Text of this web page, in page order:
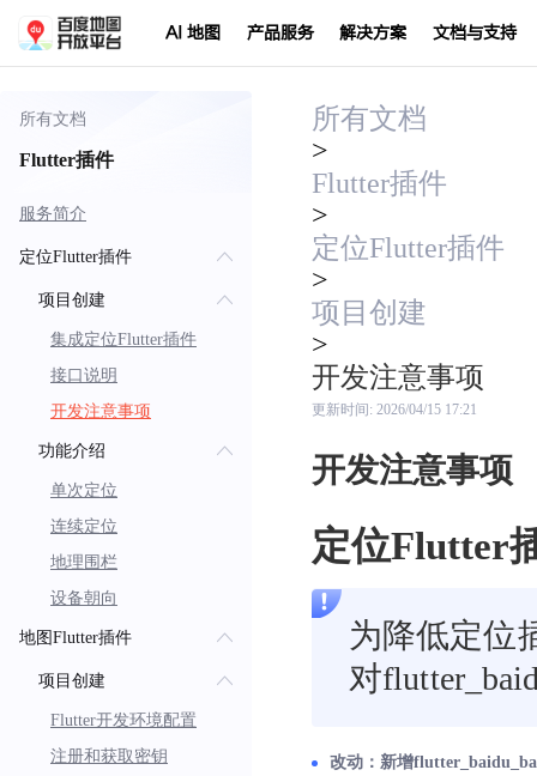
AI 地图 产品服务 解决方案 文档与支持
所有文档
Flutter插件
服务简介
定位Flutter插件
项目创建
集成定位Flutter插件
接口说明
开发注意事项
功能介绍
单次定位
连续定位
地理围栏
设备朝向
地图Flutter插件
项目创建
Flutter开发环境配置
注册和获取密钥
所有文档
>
Flutter插件
>
定位Flutter插件
>
项目创建
>
开发注意事项
更新时间: 2026/04/15 17:21
开发注意事项
定位Flutter
为降低定位
对
改动：新增